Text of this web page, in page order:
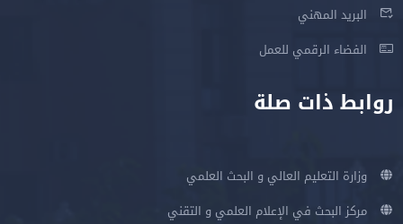
البريد المهني
الفضاء الرقمي للعمل
روابط ذات صلة
وزارة التعليم العالي و البحث العلمي
مركز البحث في الإعلام العلمي و التقني